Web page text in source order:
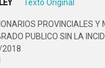
Texto Original
PROVINCIALES
PUBLICO SIN LA
2018